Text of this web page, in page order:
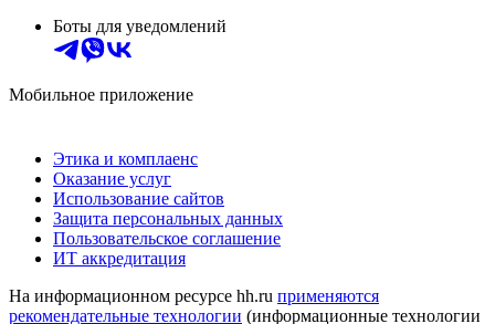
Боты для уведомлений
Мобильное приложение
Этика и комплаенс
Оказание услуг
Использование сайтов
Защита персональных данных
Пользовательское соглашение
ИТ аккредитация
На информационном ресурсе hh.ru применяются
рекомендательные технологии (информационные технологии